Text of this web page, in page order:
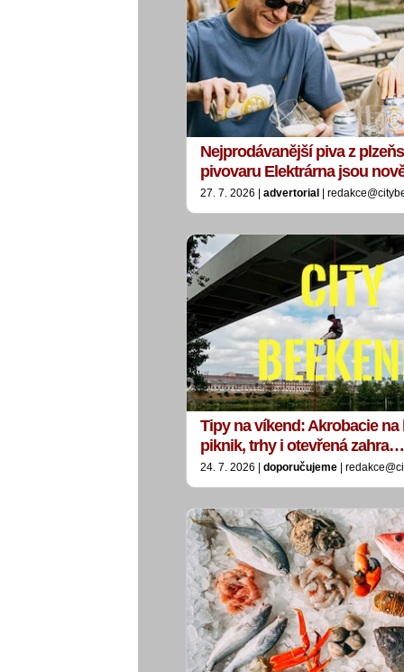
Nejprodávanější piva z
pivovaru Elektrárna jsou
27. 7. 2026 | advertorial |
Tipy na víkend: Akrobacie na
piknik, trhy i otevřená zahra…
24. 7. 2026 | doporučujeme |